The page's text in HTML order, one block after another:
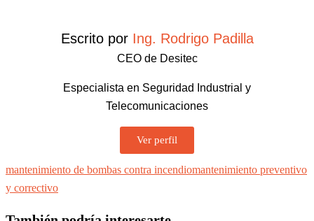
Escrito por Ing. Rodrigo Padilla
CEO de Desitec
Especialista en Seguridad Industrial y
Telecomunicaciones
Ver perfil
mantenimiento de bombas contra incendiomantenimiento preventivo
y correctivo